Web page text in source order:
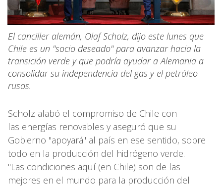
El canciller alemán, Olaf Scholz, dijo este lunes que
Chile es un "socio deseado" para avanzar hacia la
transición verde y que podría ayudar a Alemania a
consolidar su independencia del gas y el petróleo
rusos.
Scholz alabó el compromiso de Chile con
las energías renovables y aseguró que su
Gobierno "apoyará" al país en ese sentido, sobre
todo en la producción del hidrógeno verde.
"Las condiciones aquí (en Chile) son de las
mejores en el mundo para la producción del